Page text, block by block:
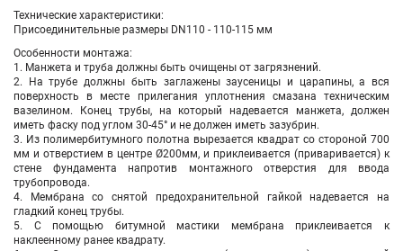
Технические характеристики:
Присоединительные размеры DN110 - 110-115 мм
Особенности монтажа:
1. Манжета и труба должны быть очищены от загрязнений.
2. На трубе должны быть заглажены заусеницы и царапины, а вся
поверхность в месте прилегания уплотнения смазана техническим
вазелином. Конец трубы, на который надевается манжета, должен
иметь фаску под углом 30-45° и не должен иметь зазубрин.
3. Из полимербитумного полотна вырезается квадрат со стороной 700
мм и отверстием в центре Ø200мм, и приклеивается (приваривается) к
стене фундамента напротив монтажного отверстия для ввода
трубопровода.
4. Мембрана со снятой предохранительной гайкой надевается на
гладкий конец трубы.
5. С помощью битумной мастики мембрана приклеивается к
наклеенному ранее квадрату.